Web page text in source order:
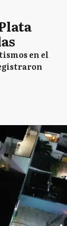
en el